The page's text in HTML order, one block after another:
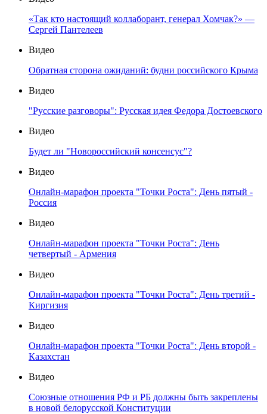
«Так кто настоящий коллаборант, генерал Хомчак?» —
Сергей Пантелеев
Видео
Обратная сторона ожиданий: будни российского Крыма
Видео
"Русские разговоры": Русская идея Федора Достоевского
Видео
Будет ли "Новороссийский консенсус"?
Видео
Онлайн-марафон проекта "Точки Роста": День пятый -
Россия
Видео
Онлайн-марафон проекта "Точки Роста": День
четвертый - Армения
Видео
Онлайн-марафон проекта "Точки Роста": День третий -
Киргизия
Видео
Онлайн-марафон проекта "Точки Роста": День второй -
Казахстан
Видео
Союзные отношения РФ и РБ должны быть закреплены
в новой белорусской Конституции